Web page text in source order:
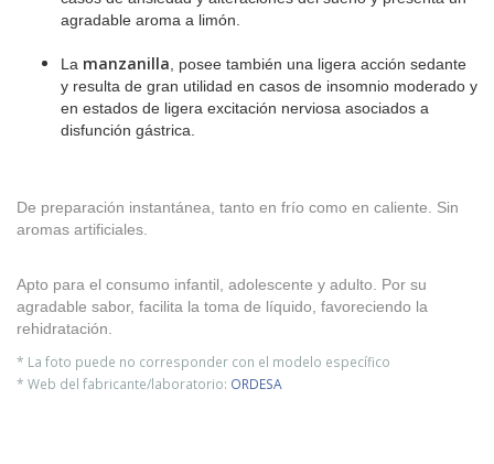
agradable aroma a limón.
La manzanilla , posee también una ligera acción sedante
y resulta de gran utilidad en casos de insomnio moderado y
en estados de ligera excitación nerviosa asociados a
disfunción gástrica.
De preparación instantánea, tanto en frío como en caliente. Sin
aromas artificiales.
Apto para el consumo infantil, adolescente y adulto. Por su
agradable sabor, facilita la toma de líquido, favoreciendo la
rehidratación.
* La foto puede no corresponder con el modelo específico
* Web del fabricante/laboratorio: ORDESA